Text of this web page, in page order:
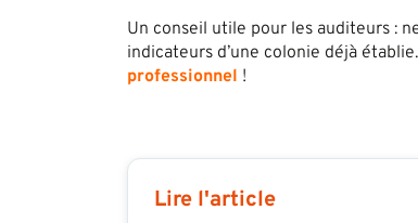
Un conseil utile pour les auditeurs :
indicateurs d’une colonie déjà
professionnel !
Lire l'article